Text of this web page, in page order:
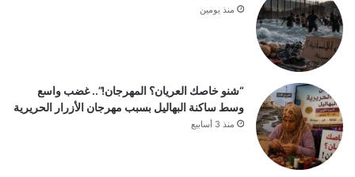
منذ يومين
“شنو خاصك العريان؟ المهرجان!”.. غضب واسع
وسط ساكنة البهاليل بسبب مهرجان الأزرار الحريرية
منذ 3 أسابيع